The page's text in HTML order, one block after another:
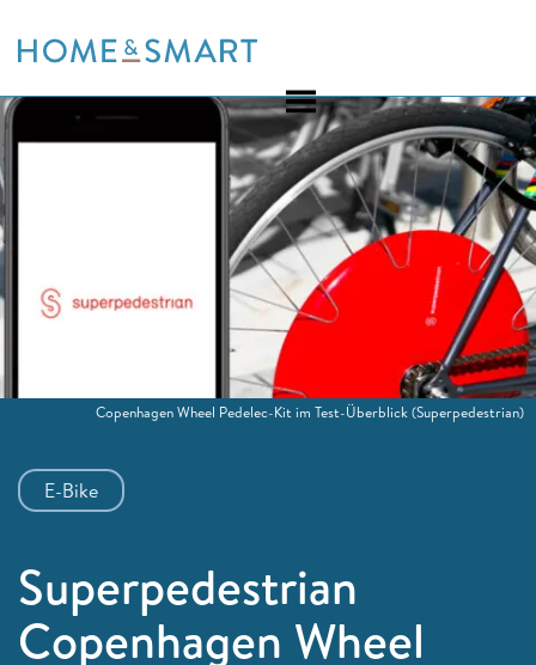
to
E-Bike
Superpedestrian
Copenhagen Wheel
Copenhagen Wheel Pedelec-Kit im Test-Überblick(Superpedestrian)